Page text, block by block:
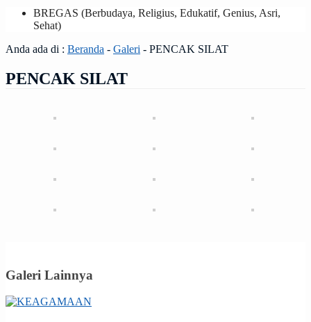
BREGAS (Berbudaya, Religius, Edukatif, Genius, Asri,
Sehat)
Anda ada di : Beranda - Galeri - PENCAK SILAT
PENCAK SILAT
Galeri Lainnya